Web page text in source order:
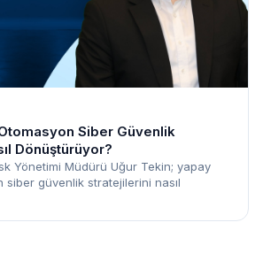
Siber Güvenlik
Dönüştürüyor?
Yönetimi Müdürü Uğur Tekin; yapay
siber güvenlik stratejilerini nasıl